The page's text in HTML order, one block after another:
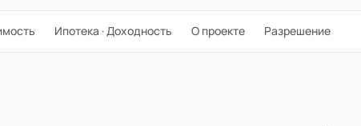
Ипотека · Доходность О проекте Разрешение